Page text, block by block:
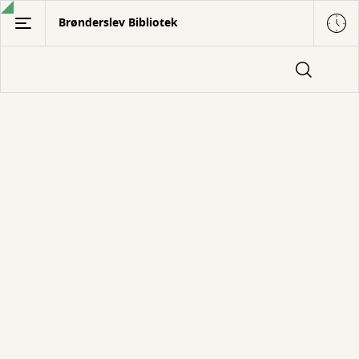
Gå
hovedindhold
Brønderslev Bibliotek